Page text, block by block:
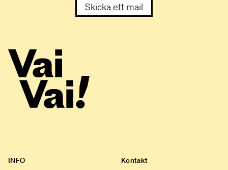
Skicka ett mail
INFO Kontakt